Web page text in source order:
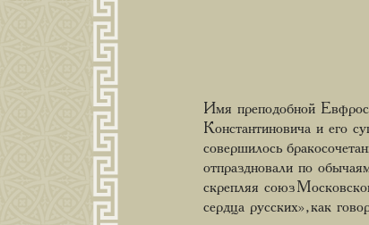
Имя преподобной
Константиновича и его
совершилось
отпраздновали по
скрепляя союз
сердца русских», как